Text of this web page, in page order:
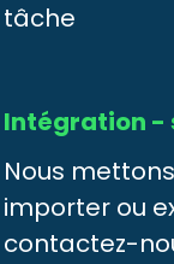
tâche
Intégration -
Nous
importer ou
contactez-